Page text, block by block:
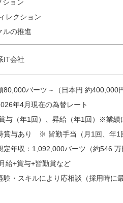
ション
レクション
ルの推進
IT会社
80,000バーツ～（日本円 約400,000
年4月現在の為替レート
与（年1回）、昇給（年1回）※業績
賞与あり ※ 皆勤手当（月1回、年1
年収：1,092,000バーツ（約546 万
給+賞与+皆勤賞など
験・スキルにより応相談（採用時に